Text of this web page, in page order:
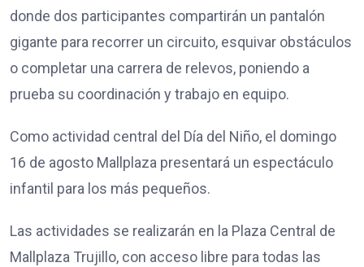
donde dos participantes compartirán un pantalón
gigante para recorrer un circuito, esquivar obstáculos
o completar una carrera de relevos, poniendo a
prueba su coordinación y trabajo en equipo.
Como actividad central del Día del Niño, el domingo
16 de agosto Mallplaza presentará un espectáculo
infantil para los más pequeños.
Las actividades se realizarán en la Plaza Central de
Mallplaza Trujillo, con acceso libre para todas las